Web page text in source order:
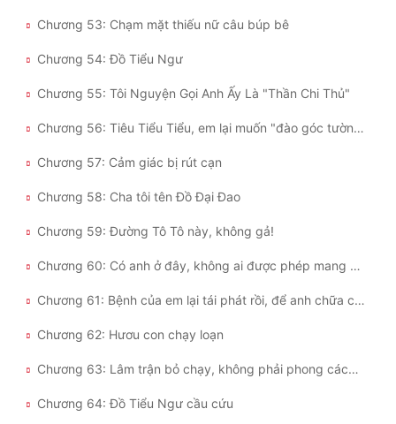
Chương 53: Chạm mặt thiếu nữ câu búp bê
Chương 54: Đồ Tiểu Ngư
Chương 55: Tôi Nguyện Gọi Anh Ấy Là "Thần Chi Thủ"
Chương 56: Tiêu Tiểu Tiểu, em lại muốn "đào góc tường" chị họ sao?
Chương 57: Cảm giác bị rút cạn
Chương 58: Cha tôi tên Đồ Đại Đao
Chương 59: Đường Tô Tô này, không gả!
Chương 60: Có anh ở đây, không ai được phép mang Đường Tô Tô đi đâu!
Chương 61: Bệnh của em lại tái phát rồi, để anh chữa cho em đây!
Chương 62: Hươu con chạy loạn
Chương 63: Lâm trận bỏ chạy, không phải phong cách của tôi
Chương 64: Đồ Tiểu Ngư cầu cứu